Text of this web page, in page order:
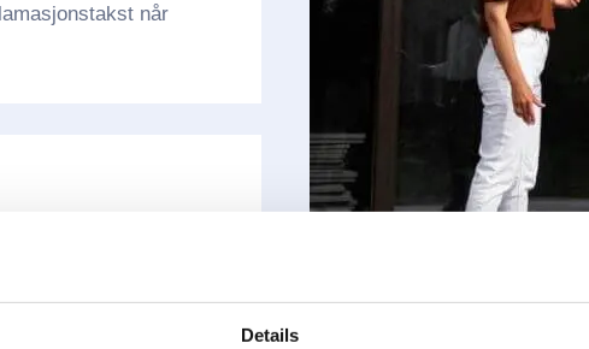
Details
når